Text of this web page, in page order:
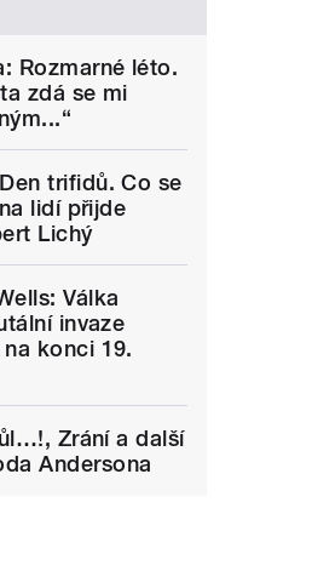
Rozmarné léto.
zdá se mi
trifidů. Co se
lidí přijde
Lichý
Válka
invaze
konci 19.
Zrání a další
Andersona